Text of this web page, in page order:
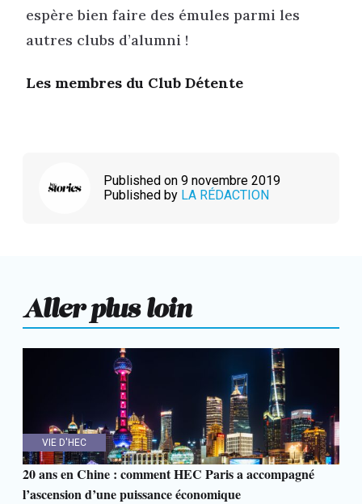
espère bien faire des émules parmi les
autres clubs d’alumni !
Les membres du Club Détente
Published on 9 novembre 2019
Published by LA RÉDACTION
Aller plus loin
VIE D'HEC
20 ans en Chine : comment HEC Paris a accompagné
l’ascension d’une puissance économique